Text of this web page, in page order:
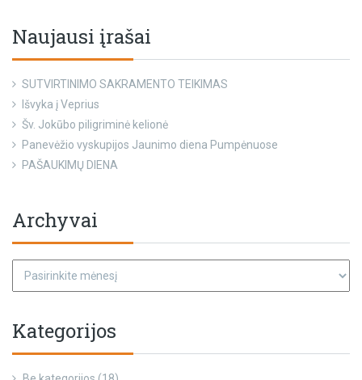
Naujausi įrašai
SUTVIRTINIMO SAKRAMENTO TEIKIMAS
Išvyka į Veprius
Šv. Jokūbo piligriminė kelionė
Panevėžio vyskupijos Jaunimo diena Pumpėnuose
PAŠAUKIMŲ DIENA
Archyvai
Kategorijos